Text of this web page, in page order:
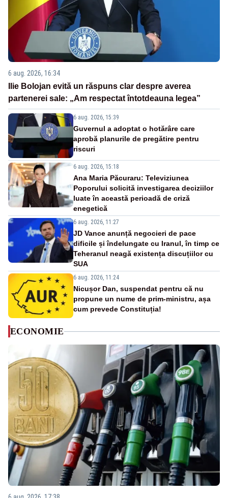
6 aug. 2026, 16:34
Ilie Bolojan evită un răspuns clar despre averea
partenerei sale: „Am respectat întotdeauna legea”
6 aug. 2026, 15:39
Guvernul a adoptat o hotărâre care
aprobă planurile de pregătire pentru
riscuri
6 aug. 2026, 15:18
Ana Maria Păcuraru: Televiziunea
Poporului solicită investigarea deciziilor
luate în această perioadă de criză
enegetică
6 aug. 2026, 11:27
JD Vance anunță negocieri de pace
dificile și îndelungate cu Iranul, în timp ce
Teheranul neagă existența discuțiilor cu
SUA
6 aug. 2026, 11:24
Nicușor Dan, suspendat pentru că nu
propune un nume de prim-ministru, așa
cum prevede Constituția!
ECONOMIE